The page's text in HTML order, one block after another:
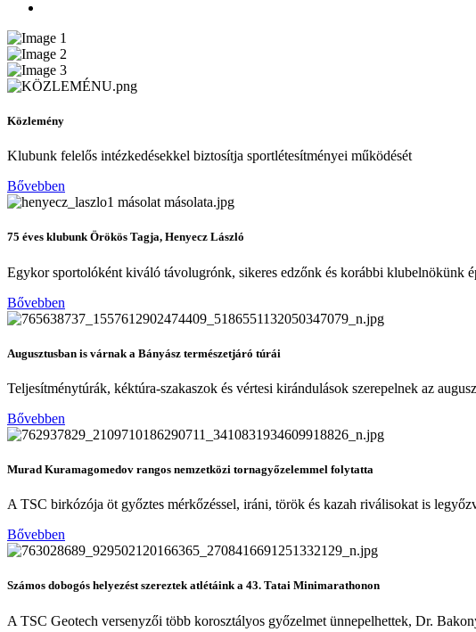
Közlemény
Klubunk felelős intézkedésekkel biztosítja sportlétesítményei működését
Bővebben
75 éves klubunk Örökös Tagja, Henyecz László
Egykor sportolóként kiváló távolugrónk, sikeres edzőnk és korábbi klubelnökünk
Bővebben
Augusztusban is várnak a Bányász természetjáró túrái
Teljesítménytúrák, kéktúra-szakaszok és vértesi kirándulások szerepelnek az
Bővebben
Murad Kuramagomedov rangos nemzetközi tornagyőzelemmel folytatta
A TSC birkózója öt győztes mérkőzéssel, iráni, török és kazah riválisokat is
Bővebben
Számos dobogós helyezést szereztek atlétáink a 43. Tatai Minimarathonon
A TSC Geotech versenyzői több korosztályos győzelmet ünnepelhettek, Dr.